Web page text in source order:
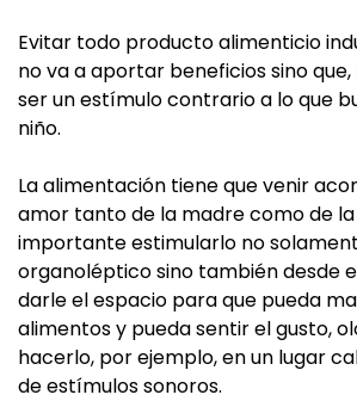
Evitar todo producto alimenticio
no va a aportar beneficios sino que,
ser un estímulo contrario a lo que
niño.
La alimentación tiene que venir
amor tanto de la madre como de la
importante estimularlo no
organoléptico sino también desde
darle el espacio para que pueda
alimentos y pueda sentir el gusto,
hacerlo, por ejemplo, en un lugar
de estímulos sonoros.